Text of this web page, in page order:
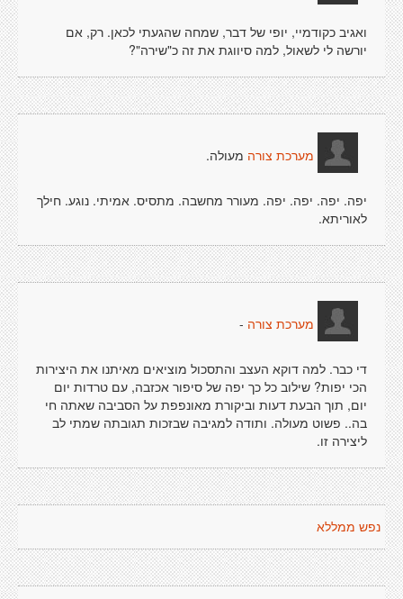
ואגיב כקודמיי, יופי של דבר, שמחה שהגעתי לכאן. רק, אם
יורשה לי לשאול, למה סיווגת את זה כ"שירה"?
מערכת צורה מעולה.
יפה. יפה. יפה. יפה. מעורר מחשבה. מתסיס. אמיתי. נוגע. חילך
לאוריתא.
מערכת צורה -
די כבר. למה דוקא העצב והתסכול מוציאים מאיתנו את היצירות
הכי יפות? שילוב כל כך יפה של סיפור אכזבה, עם טרדות יום
יום, תוך הבעת דעות וביקורת מאונפפת על הסביבה שאתה חי
בה.. פשוט מעולה. ותודה למגיבה שבזכות תגובתה שמתי לב
ליצירה זו.
נפש ממללא